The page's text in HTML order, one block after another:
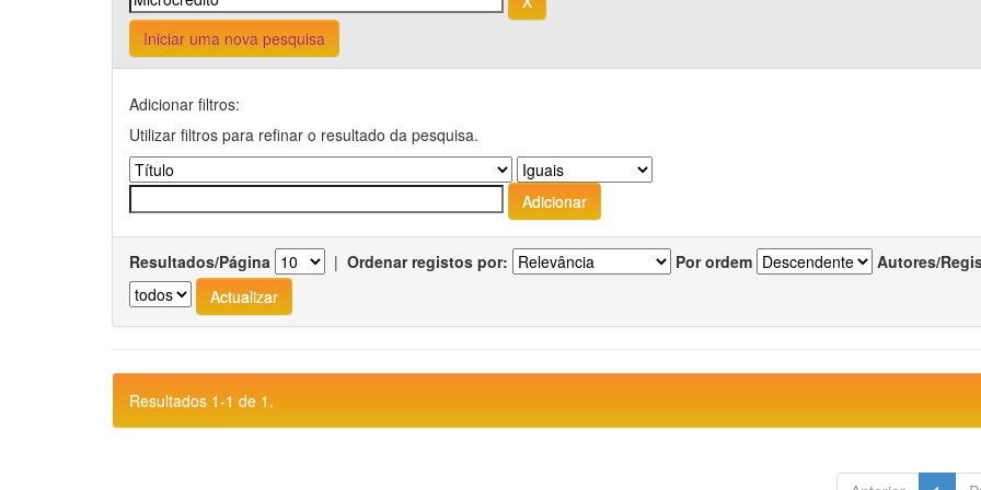
Iniciar uma nova pesquisa
Adicionar filtros:
Utilizar filtros para refinar o resultado da pesquisa.
Resultados/Página | Ordenar registos por: Por ordem Autores/
Resultados 1-1 de 1.